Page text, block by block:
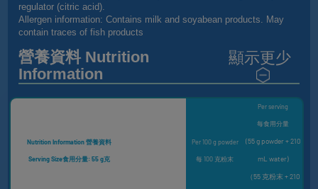
regulator (citric acid).
Allergen information: Contains milk and soyabean products. May
contain traces of fish products
營養資料 Nutrition
Information
顯示更少
Nutrition Information 營養資料
Serving Size食用分量: 55 g克
Per 100 g powder
每 100 克粉末
Per serving
每食用分量
(55 g powder + 210
mL water)
（55 克粉末 + 210